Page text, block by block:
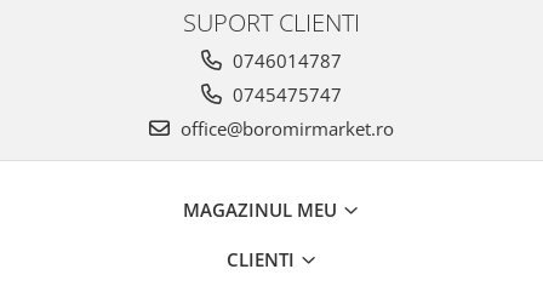
SUPORT CLIENTI
0746014787
0745475747
office@boromirmarket.ro
MAGAZINUL MEU
CLIENTI